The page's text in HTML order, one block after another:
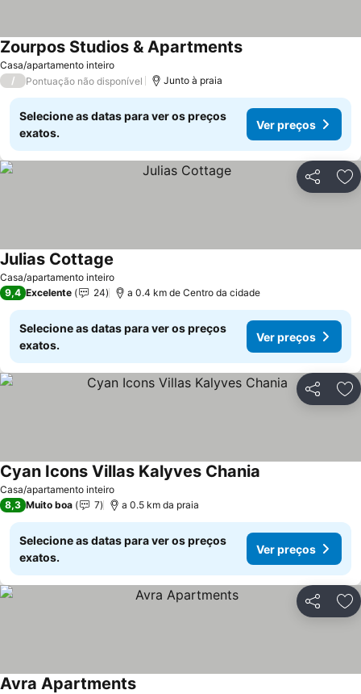
Casa/apartamento inteiro
Zourpos Studios & Apartments
/ Pontuação não disponível Junto à praia
Selecione as datas para ver os preços
exatos.
Ver preços
Partilhar
Casa/apartamento inteiro
Julias Cottage
9,4 Excelente 24 a 0.4 km de Centro da cidade
Selecione as datas para ver os preços
exatos.
Ver preços
Partilhar
Casa/apartamento inteiro
Cyan Icons Villas Kalyves Chania
8,3 Muito boa 7 a 0.5 km da praia
Selecione as datas para ver os preços
exatos.
Ver preços
Partilhar
Avra Apartments